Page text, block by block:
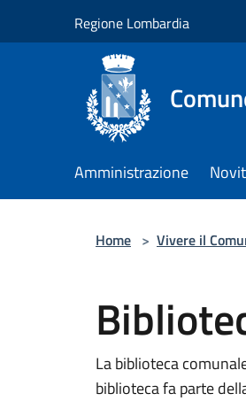
Regione Lombardia
Amministrazione
Home > Vivere il
La biblioteca
biblioteca fa parte